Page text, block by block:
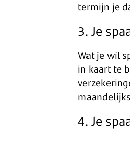
termijn je
3. Je
Wat je wíl
in kaart te
4. Je